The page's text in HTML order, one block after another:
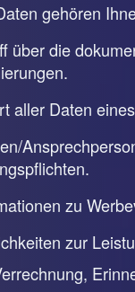
gehören
über die
aller Daten
zu
zur